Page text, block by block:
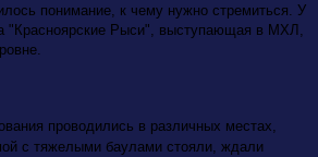
понимание, к чему нужно стремиться. У
"Красноярские Рыси", выступающая в МХЛ,
проводились в различных местах,
с тяжелыми баулами стояли, ждали